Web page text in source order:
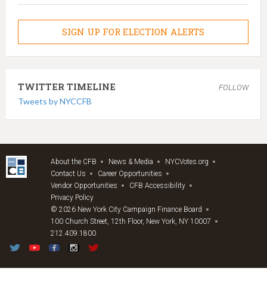
SIGN UP FOR ELECTION ALERTS
TWITTER TIMELINE FOLLOW
Tweets by NYCCFB
About the CFB News & Media
NYCVotes.org
Contact Us
Career Opportunities
Vendor Opportunities
CFB Accessibility
Privacy Policy
© 2026 New York City Campaign Finance Board
100 Church Street, 12th Floor, New York, NY 10007
212.409.1800